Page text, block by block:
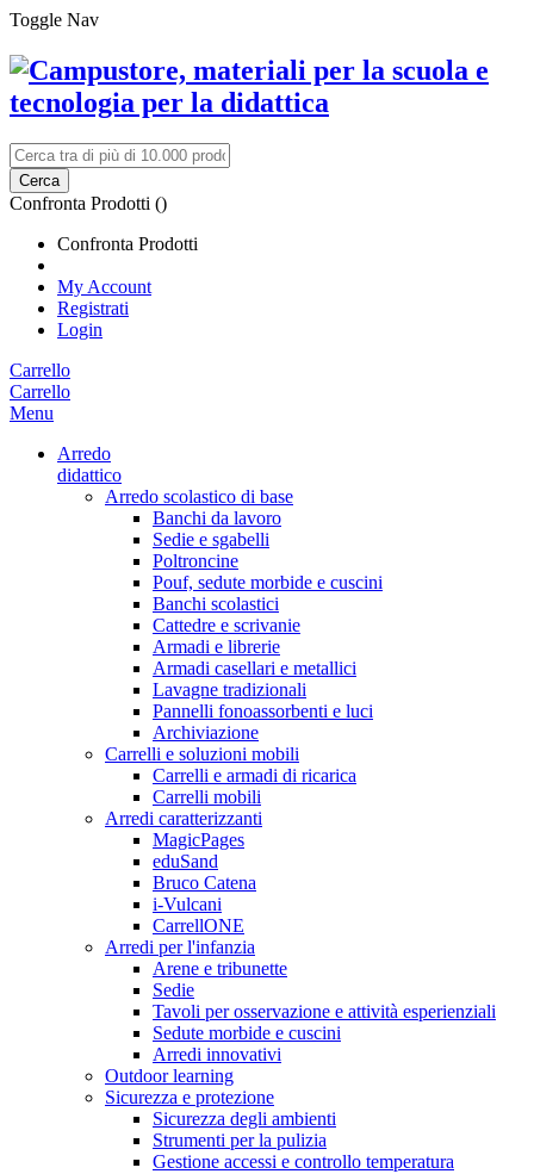
Toggle Nav
Cerca
Confronta Prodotti ()
Confronta Prodotti
My Account
Registrati
Login
Carrello
Carrello
Menu
Arredo
didattico
Arredo scolastico di base
Banchi da lavoro
Sedie e sgabelli
Poltroncine
Pouf, sedute morbide e cuscini
Banchi scolastici
Cattedre e scrivanie
Armadi e librerie
Armadi casellari e metallici
Lavagne tradizionali
Pannelli fonoassorbenti e luci
Archiviazione
Carrelli e soluzioni mobili
Carrelli e armadi di ricarica
Carrelli mobili
Arredi caratterizzanti
MagicPages
eduSand
Bruco Catena
i-Vulcani
CarrellONE
Arredi per l'infanzia
Arene e tribunette
Sedie
Tavoli per osservazione e attività esperienziali
Sedute morbide e cuscini
Arredi innovativi
Outdoor learning
Sicurezza e protezione
Sicurezza degli ambienti
Strumenti per la pulizia
Gestione accessi e controllo temperatura